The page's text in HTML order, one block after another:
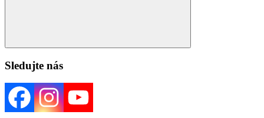
Search
Sledujte nás